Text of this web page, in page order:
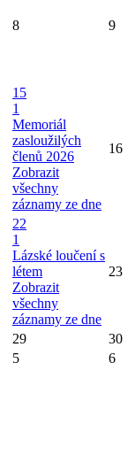
8 9
15
1
Memoriál
zasloužilých
členů 2026
Zobrazit
všechny
záznamy ze dne
16
22
1
Lázské loučení s
létem
Zobrazit
všechny
záznamy ze dne
23
29
30
5 6